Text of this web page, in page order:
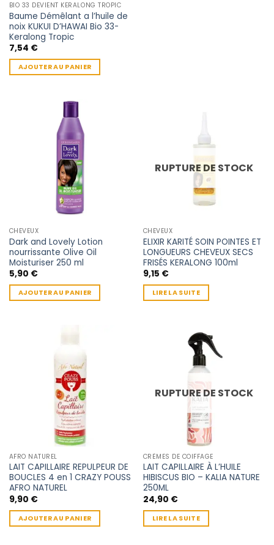
BIO 33 DEVIENT KERALONG TROPIC
Baume Démêlant a l’huile de
noix KUKUI D’HAWAI Bio 33-
Keralong Tropic
7,54 €
AJOUTER AU PANIER
CHEVEUX
Dark and Lovely Lotion
nourrissante Olive Oil
Moisturiser 250 ml
5,90 €
AJOUTER AU PANIER
RUPTURE DE STOCK
CHEVEUX
ELIXIR KARITÉ SOIN POINTES ET
LONGUEURS CHEVEUX SECS
FRISÉS KERALONG 100ml
9,15 €
LIRE LA SUITE
AFRO NATUREL
LAIT CAPILLAIRE REPULPEUR DE
BOUCLES 4 en 1 CRAZY POUSS
AFRO NATUREL
9,90 €
AJOUTER AU PANIER
RUPTURE DE STOCK
CRÈMES DE COIFFAGE
LAIT CAPILLAIRE À L’HUILE
HIBISCUS BIO – KALIA NATURE
250ML
24,90 €
LIRE LA SUITE